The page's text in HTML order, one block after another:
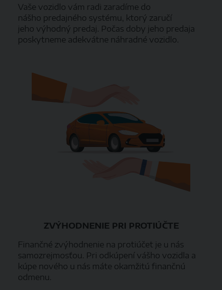
Vaše vozidlo vám radi zaradíme do
nášho predajného systému, ktorý zaručí
jeho výhodný predaj. Počas doby jeho predaja
poskytneme adekvátne náhradné vozidlo.
ZVÝHODNENIE PRI PROTIÚČTE
Finančné zvýhodnenie na protiúčet je u nás
samozrejmosťou. Pri odkúpení vášho vozidla a
kúpe nového u nás máte okamžitú finančnú
odmenu.